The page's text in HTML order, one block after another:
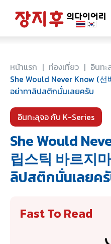
หน้าแรก | ท่องเที่ยว | อินท
She Would Never Know (
อย่าทาลิปสติกนั่นเลยครับ
อินทะลุจอ กับ K-Series
She Would
립스틱 바르지
ลิปสติกนั่นเลยค
Fast To Read